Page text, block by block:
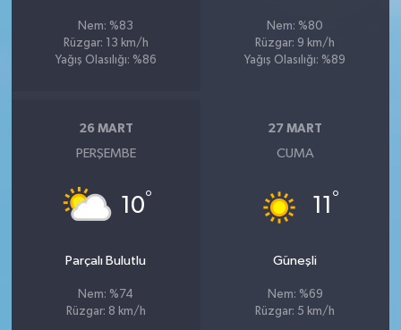
Nem: %83
Rüzgar: 13 km/h
Yağış Olasılığı: %86
Nem: %80
Rüzgar: 9 km/h
Yağış Olasılığı: %89
26 MART
PERŞEMBE
10°
Parçalı Bulutlu
Nem: %74
Rüzgar: 8 km/h
27 MART
CUMA
11 °
Güneşli
Nem: %69
Rüzgar: 5 km/h